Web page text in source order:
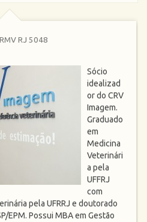
RJ 5048
Sócio
idealizad
or do CRV
Imagem.
Graduado
em
Medicina
Veterinári
a pela
UFFRJ
com
pela UFRRJ e doutorado
EPM. Possui MBA em Gestão